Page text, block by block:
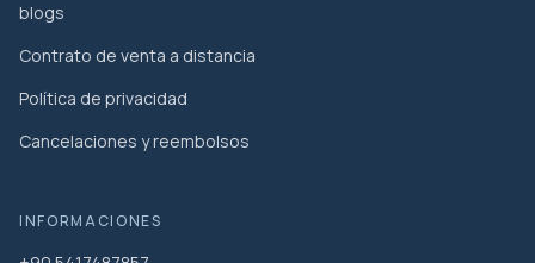
blogs
Contrato de venta a distancia
Política de privacidad
Cancelaciones y reembolsos
INFORMACIONES